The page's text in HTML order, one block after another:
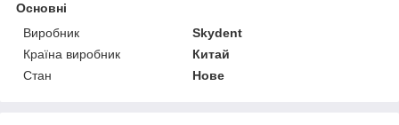
Основні
Виробник
Skydent
Країна виробник
Китай
Стан
Нове